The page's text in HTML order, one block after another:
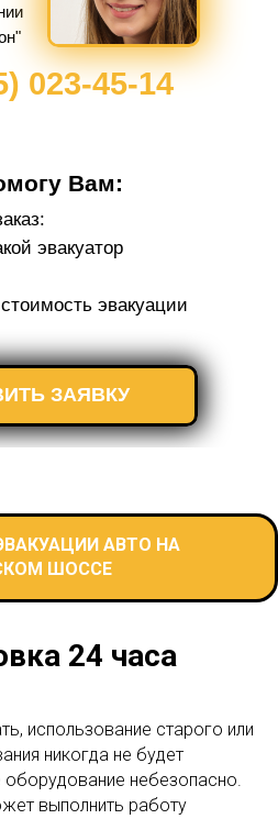
Вам:
эвакуатор
эвакуации
023-45-14
ЗАЯВКУ
АВТО НА
ШОССЕ
24 часа
использование старого или
никогда не будет
небезопасно.
выполнить работу